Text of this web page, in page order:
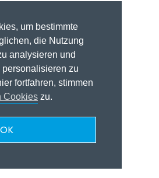
um bestimmte
die Nutzung
analysieren und
zu
fortfahren, stimmen
Cookies zu.
OK